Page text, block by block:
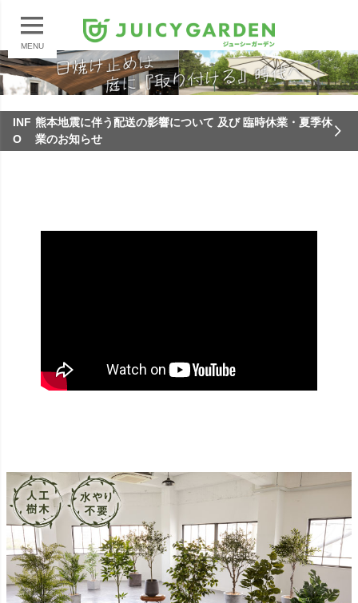
MENU
INF
O
熊本地震に伴う配送の影響について 及び 臨時休業・夏季休
業のお知らせ